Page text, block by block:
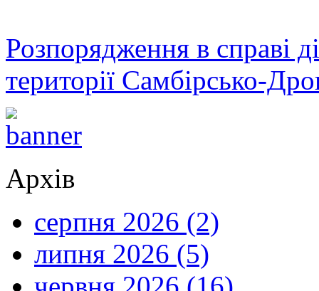
Розпорядження в справі
території Самбірсько-
Архів
серпня 2026 (2)
липня 2026 (5)